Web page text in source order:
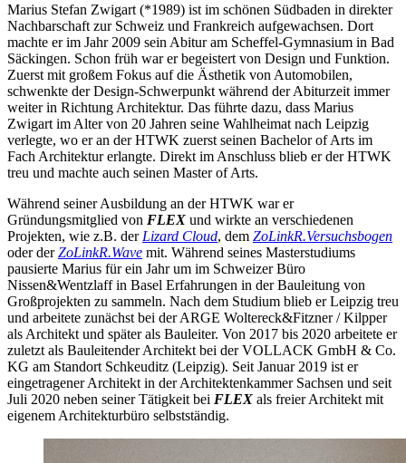
Marius Stefan Zwigart (*1989) ist im schönen Südbaden in direkter
Nachbarschaft zur Schweiz und Frankreich aufgewachsen. Dort
machte er im Jahr 2009 sein Abitur am Scheffel-Gymnasium in Bad
Säckingen. Schon früh war er begeistert von Design und Funktion.
Zuerst mit großem Fokus auf die Ästhetik von Automobilen,
schwenkte der Design-Schwerpunkt während der Abiturzeit immer
weiter in Richtung Architektur. Das führte dazu, dass Marius
Zwigart im Alter von 20 Jahren seine Wahlheimat nach Leipzig
verlegte, wo er an der HTWK zuerst seinen Bachelor of Arts im
Fach Architektur erlangte. Direkt im Anschluss blieb er der HTWK
treu und machte auch seinen Master of Arts.
Während seiner Ausbildung an der HTWK war er
Gründungsmitglied von FLEX und wirkte an verschiedenen
Projekten, wie z.B. der Lizard Cloud, dem ZoLinkR.Versuchsbogen
oder derZoLinkR.Wave mit. Während seines Masterstudiums
pausierte Marius für ein Jahr um im Schweizer Büro
Nissen&Wentzlaff in Basel Erfahrungen in der Bauleitung von
Großprojekten zu sammeln. Nach dem Studium blieb er Leipzig treu
und arbeitete zunächst bei der ARGE Woltereck&Fitzner / Kilpper
als Architekt und später als Bauleiter. Von 2017 bis 2020 arbeitete er
zuletzt als Bauleitender Architekt bei der VOLLACK GmbH & Co.
KG am Standort Schkeuditz (Leipzig). Seit Januar 2019 ist er
eingetragener Architekt in der Architektenkammer Sachsen und seit
Juli 2020 neben seiner Tätigkeit bei FLEX als freier Architekt mit
eigenem Architekturbüro selbstständig.